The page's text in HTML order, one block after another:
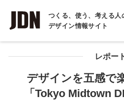
つくる、使う、考える人
デザイン情報サイト
INTERVIEW
インタビュー
REPORT
COLUMN
レポー
デザインを五感で
「Tokyo Midtown